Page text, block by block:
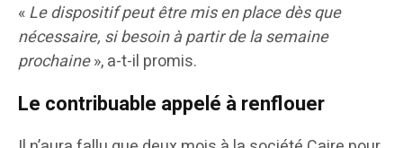
«Le dispositif peut être mis en place dès que
nécessaire, si besoin à partir de la semaine
prochaine», a-t-il promis.
Le contribuable appelé à renflouer